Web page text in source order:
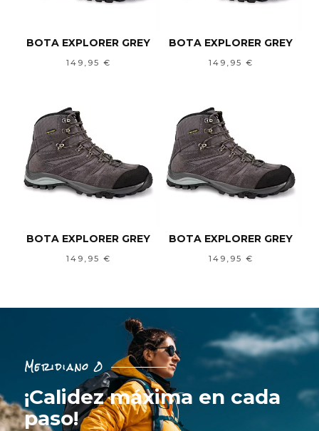
BOTA EXPLORER GREY
149,95 €
BOTA EXPLORER GREY
149,95 €
BOTA EXPLORER GREY
149,95 €
BOTA EXPLORER GREY
149,95 €
Meridiano 0
¡Calidez máxima en cada
paso!